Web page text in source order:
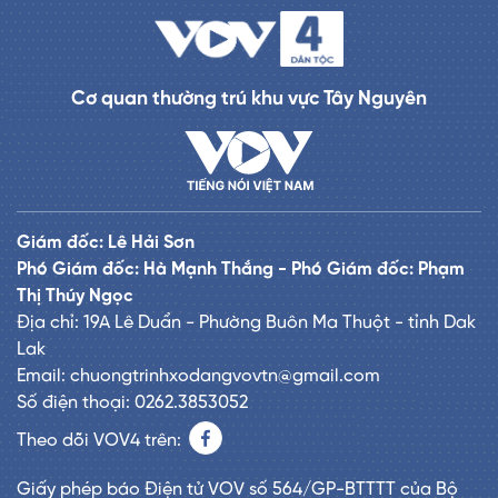
Cơ quan thường trú khu vực Tây Nguyên
Giám đốc: Lê Hải Sơn
Phó Giám đốc: Hà Mạnh Thắng - Phó Giám đốc: Phạm
Thị Thúy Ngọc
Địa chỉ: 19A Lê Duẩn - Phường Buôn Ma Thuột - tỉnh Dak
Lak
Email: chuongtrinhxodangvovtn@gmail.com
Số điện thoại: 0262.3853052
Theo dõi VOV4 trên:
Giấy phép báo Điện tử VOV số 564/GP-BTTTT của Bộ